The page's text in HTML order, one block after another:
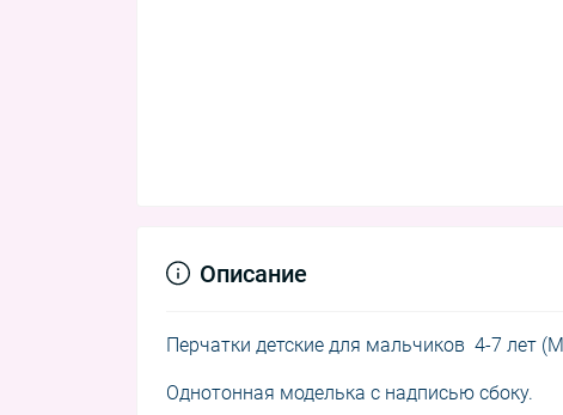
Описание
Перчатки детские для мальчиков 4-7 лет
Однотонная моделька с надписью сбоку.